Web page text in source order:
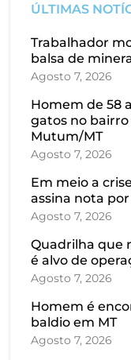
ÚLTIMAS
Trabalhador
balsa de
Agosto 7, 2026
Homem de 58
gatos no bairro
Mutum/MT
Agosto 7, 2026
Em meio a
assina nota
Agosto 7, 2026
Quadrilha que
é alvo de
Agosto 7, 2026
Homem é
baldio em MT
Agosto 7, 2026